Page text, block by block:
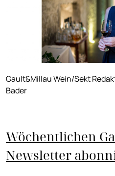
Gault&Millau Wein/Sekt
Bader
Wöchentlichen
Newsletter